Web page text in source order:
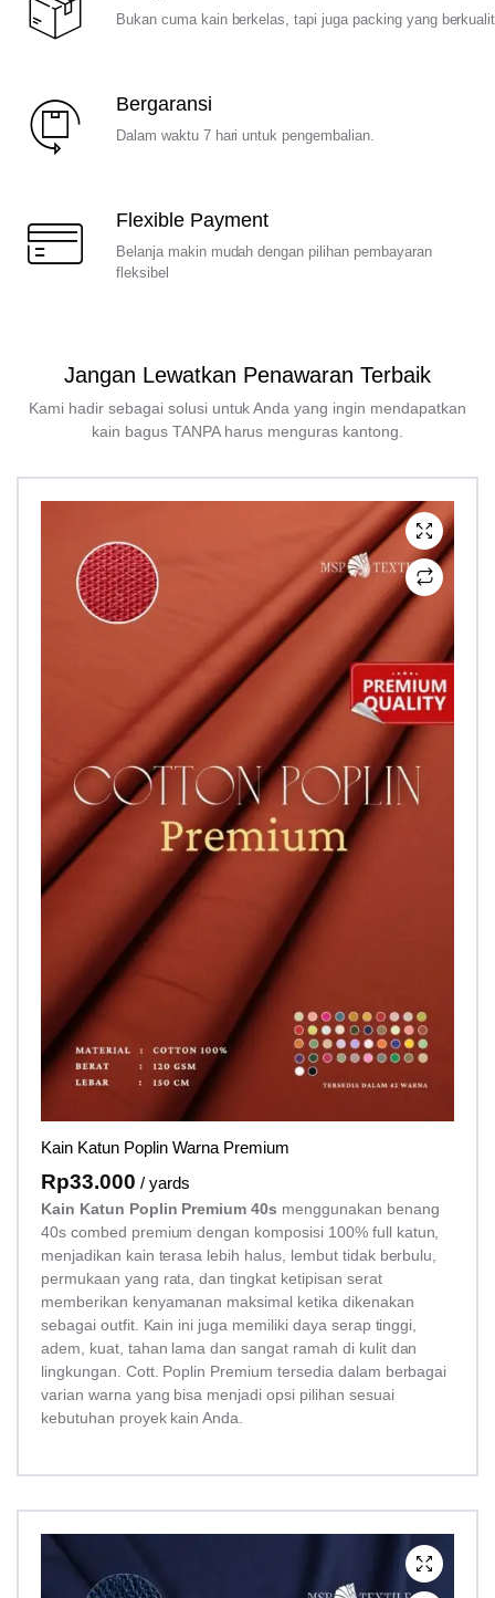
Bukan cuma kain berkelas, tapi juga packing yang
Bergaransi
Dalam waktu 7 hari untuk pengembalian.
Flexible Payment
Belanja makin mudah dengan pilihan pembayaran
fleksibel
Jangan Lewatkan Penawaran Terbaik
Kami hadir sebagai solusi untuk Anda yang ingin mendapatkan
kain bagus TANPA harus menguras kantong.
Kain Katun Poplin Warna Premium
Rp33.000 / yards
Kain Katun Poplin Premium 40s menggunakan benang
40s combed premium dengan komposisi 100% full katun,
menjadikan kain terasa lebih halus, lembut tidak berbulu,
permukaan yang rata, dan tingkat ketipisan serat
memberikan kenyamanan maksimal ketika dikenakan
sebagai outfit. Kain ini juga memiliki daya serap tinggi,
adem, kuat, tahan lama dan sangat ramah di kulit dan
lingkungan. Cott. Poplin Premium tersedia dalam berbagai
varian warna yang bisa menjadi opsi pilihan sesuai
kebutuhan proyek kain Anda.